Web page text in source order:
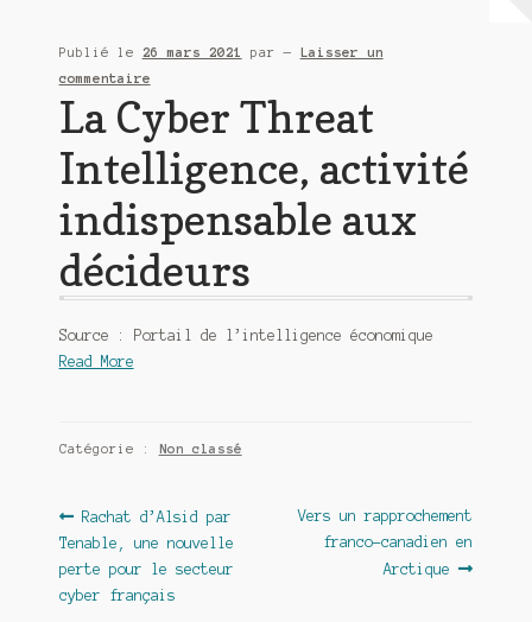
Publié le 26 mars 2021 par— Laisser un
commentaire
La Cyber Threat
Intelligence, activité
indispensable aux
décideurs
Source : Portail de l’intelligence économique
Read More
Catégorie : Non classé
Navigation
de
l’article
Article
précédent :
Rachat d’Alsid par
Tenable, une nouvelle
perte pour le secteur
cyber français
Article
suivant :
Vers un rapprochement
franco-canadien en
Arctique